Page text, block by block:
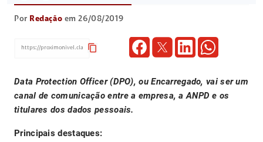
Por Redação em 26/08/2019
content_copy
Data Protection Officer (DPO), ou Encarregado, vai ser um
canal de comunicação entre a empresa, a ANPD e os
titulares dos dados pessoais.
Principais destaques: